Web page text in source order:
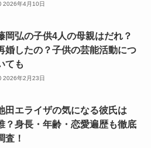
2026年4月10日
岡弘の子供4人の母親はだれ？
婚したの？子供の芸能活動につ
ても
2026年2月23日
田エライザの気になる彼氏は
？身長・年齢・恋愛遍歴も徹底
査！